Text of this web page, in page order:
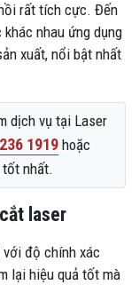
rất tích cực. Đến
nhau ứng dụng
xuất, nổi bật nhất
dịch vụ tại Laser
1919hoặc
nhất.
laser
độ chính xác
lại hiệu quả tốt mà